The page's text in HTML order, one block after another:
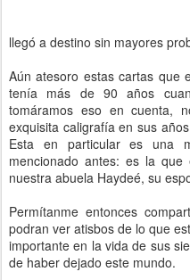
llegó a destino sin mayores
Aún atesoro estas cartas que
tenía más de 90 años
tomáramos eso en cuenta,
exquisita caligrafía en sus
Esta en particular es una
mencionado antes: es la
nuestra abuela Haydeé, su
Permítanme entonces
podran ver atisbos de lo que
importante en la vida de sus
de haber dejado este mundo.